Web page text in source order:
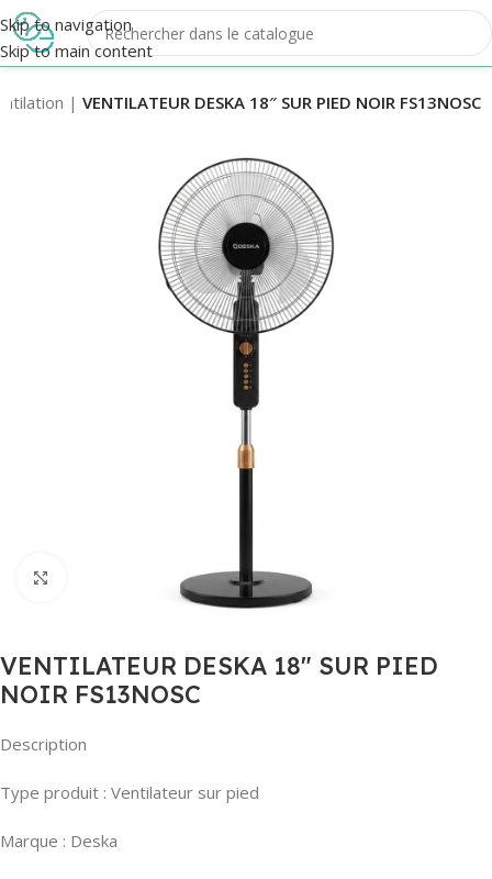
Skip to navigation
Skip to main content
| VENTILATEUR DESKA 18″ SUR PIED NOIR FS13NOSC
VENTILATEUR DESKA 18″ SUR PIED
NOIR FS13NOSC
Description
Type produit : Ventilateur sur pied
Marque : Deska